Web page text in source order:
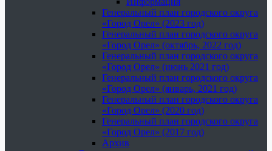
Генеральный план городского округа
«Город Орел» (2023 год)
Генеральный план городского округа
«Город Орел» (октябрь, 2022 год)
Генеральный план городского округа
«Город Орел» (июнь 2021 год)
Генеральный план городского округа
«Город Орел» (январь, 2021 год)
Генеральный план городского округа
«Город Орел» (2020 год)
Генеральный план городского округа
«Город Орел» (2017 год)
Архив